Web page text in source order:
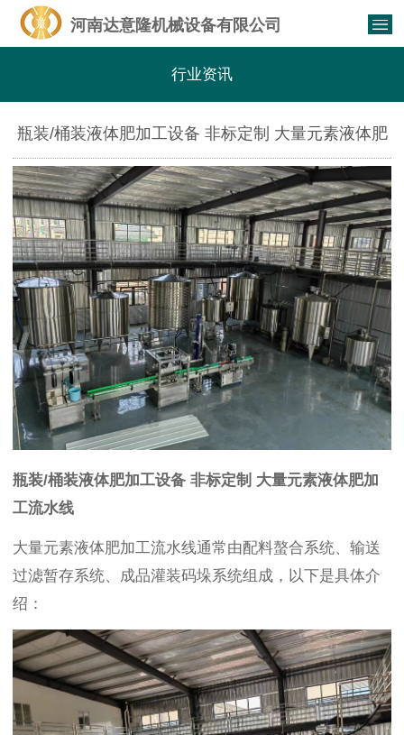
河南达意隆机械设备有限公司
行业资讯
瓶装/桶装液体肥加工设备 非标定制 大量元素液体肥
加工流水线
瓶装/桶装液体肥加工设备 非标定制 大量元素液体肥加
工流水线
大量元素液体肥加工流水线通常由配料螯合系统、输送
过滤暂存系统、成品灌装码垛系统组成，以下是具体介
绍：